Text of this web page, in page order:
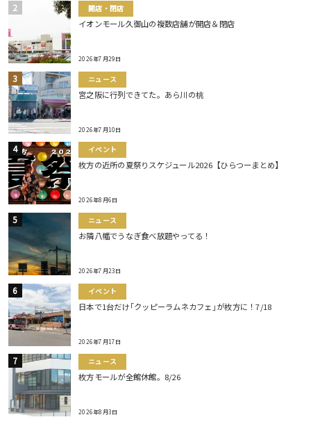
開店・閉店
イオンモール久御山の複数店舗が開店＆閉店
2026年7月29日
ニュース
宮之阪に行列できてた。あら川の桃
2026年7月10日
イベント
枚方の近所の夏祭りスケジュール2026【ひらつーまとめ】
2026年8月6日
ニュース
お隣八幡でうなぎ食べ放題やってる！
2026年7月23日
イベント
日本で1台だけ｢クッピーラムネカフェ｣が枚方に！7/18
2026年7月17日
ニュース
枚方モールが全館休館。8/26
2026年8月3日